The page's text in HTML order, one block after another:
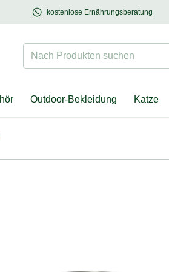
– mit Herz für Hund & Halter
kostenlose Ernährungsberatung
Kontaktieren Sie unsere
Nach Produkten suchen
Outdoor-Bekleidung Katze